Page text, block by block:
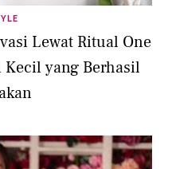
Lewat Ritual One
yang Berhasil